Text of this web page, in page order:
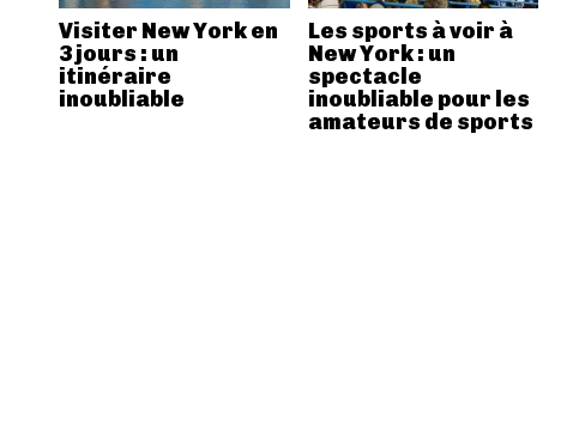
Visiter New York en
3 jours : un
itinéraire
inoubliable
Les sports à voir à
New York : un
spectacle
inoubliable pour les
amateurs de sports